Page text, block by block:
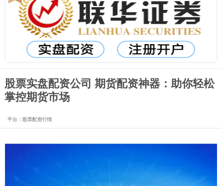
股票实盘配资公司 期货配资神器：助你轻松
掌控期货市场
平台：股票配资行情